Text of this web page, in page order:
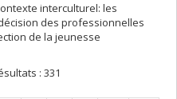
interculturel: les
des professionnelles
de la jeunesse
: 331